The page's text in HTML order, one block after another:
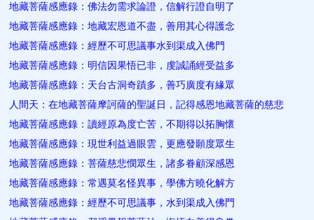
地藏菩薩感應錄：佛法勿需求論證，信解行證自明了
地藏菩薩感應錄：地藏宏恩道不盡，善用其心得護念
地藏菩薩感應錄：經歷不可思議事水到渠成入佛門
地藏菩薩感應錄：明信因果悟已非，虔誠誦經受益多
地藏菩薩感應錄：天台古洞奇蹟多，善巧廣度有緣眾
人間天：在地藏菩薩摩訶薩的聖誕日，記得感恩地藏菩薩的慈悲
地藏菩薩感應錄：讀經原為度亡苦，不期得以拓胸懷
地藏菩薩感應錄：現世利益過眼雲，更應發願度眾生
地藏菩薩感應錄：菩薩慈悲憫眾生，諸多眷顧深感恩
地藏菩薩感應錄：常遇莫名怪異事，學佛方曉化解方
地藏菩薩感應錄：經歷不可思議事，水到渠成入佛門